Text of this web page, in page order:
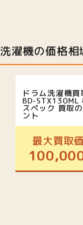
洗濯機の価格相
ドラム洗濯機買
BD-STX130ML
スペック 買取
ント
最大買取